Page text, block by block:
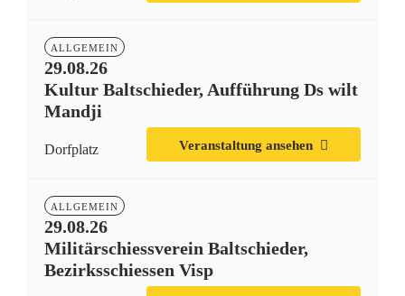
29.08.26
ALLGEMEIN
Kultur Baltschieder, Aufführung Ds wilt
Mandji
Dorfplatz Veranstaltung ansehen
29.08.26
ALLGEMEIN
Militärschiessverein Baltschieder,
Bezirksschiessen Visp